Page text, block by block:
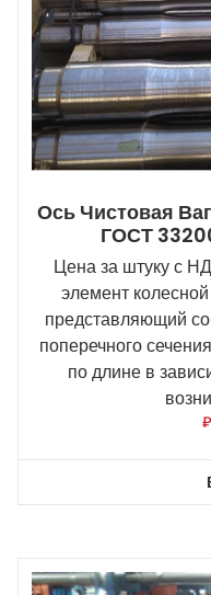
Ось Чистовая
ГОСТ
Цена за штуку с
элемент
представляющий
поперечного
по длине в
₽